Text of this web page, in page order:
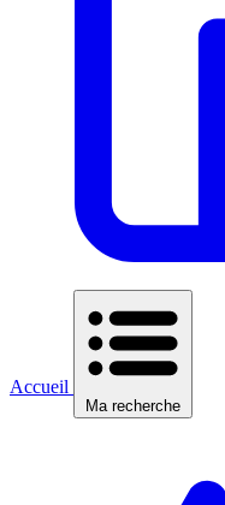
Accueil
Ma recherche